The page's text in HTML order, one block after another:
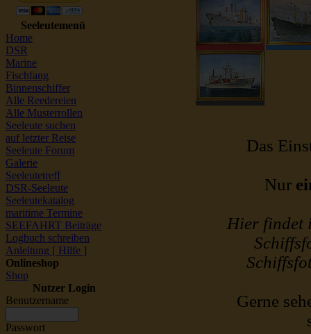
Seeleutemenü
Home
DSR
Marine
Fischfang
Binnenschiffer
Alle Reedereien
Alle Musterrollen
Seeleute suchen
auf letzter Reise
Seeleute Forum
Galerie
Seeleutetreff
DSR-Seeleute
Seeleutekatalog
maritime Termine
SEEFAHRT Beiträge
Logbuch schreiben
Anleitung [ Hilfe ]
Onlineshop
Shop
Nutzer Login
Benutzername
Passwort
Das
Nur
Hier findet
Gerne